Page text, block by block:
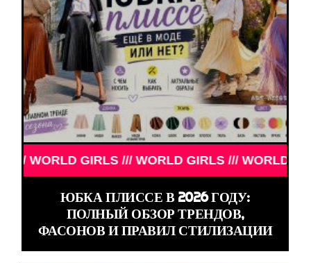
/// WORLD GIRLS /// WORLD GIRLS ///
ЮБКА ПЛИССЕ В 2026 ГОДУ:
ПОЛНЫЙ ОБЗОР ТРЕНДОВ,
ФАСОНОВ И ПРАВИЛ СТИЛИЗАЦИИ